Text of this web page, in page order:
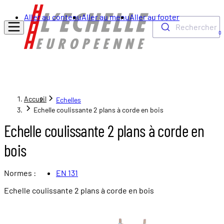
Aller au contenuAller au menuAller au footer
Rechercher
0
Accueil
Echelles
Echelle coulissante 2 plans à corde en bois
Echelle coulissante 2 plans à corde en
bois
Normes :
EN 131
Echelle coulissante 2 plans à corde en bois